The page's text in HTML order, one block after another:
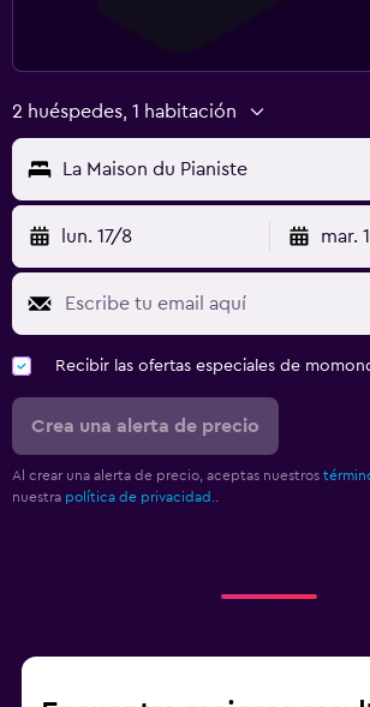
2 huéspedes, 1 habitación
La Maison du Pianiste
lun. 17/8 mar.
Recibir las ofertas especiales de
Crea una alerta de precio
Al crear una alerta de precio, aceptas nuestros
nuestra política de privacidad.